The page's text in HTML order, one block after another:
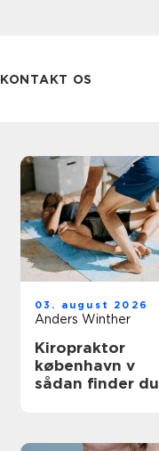
KONTAKT OS
03. august 2026
Anders Winther
Kiropraktor
københavn v
sådan finder du